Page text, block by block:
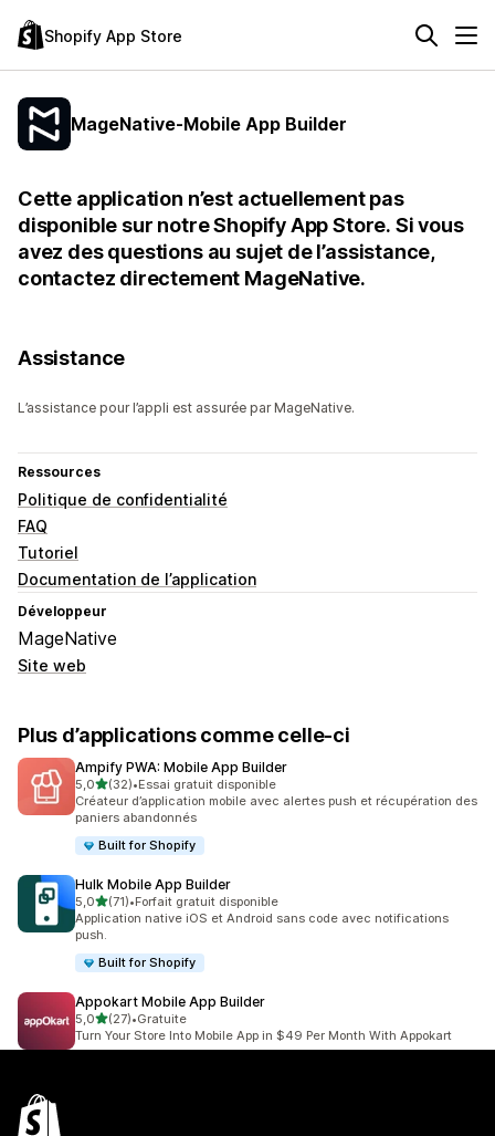
Shopify App Store
MageNative‑Mobile App Builder
Cette application n’est actuellement pas
disponible sur notre Shopify App Store. Si vous
avez des questions au sujet de l’assistance,
contactez directement MageNative.
Assistance
L’assistance pour l’appli est assurée par MageNative.
Ressources
Politique de confidentialité
FAQ
Tutoriel
Documentation de l’application
Développeur
MageNative
Site web
Plus d’applications comme celle-ci
Ampify PWA: Mobile App Builder
5,0étoile(s) sur 5
(32)
32 avis au total
•Essai gratuit disponible
Créateur d’application mobile avec alertes push et récupération des
paniers abandonnés
Built for Shopify
Hulk Mobile App Builder
5,0étoile(s) sur 5
(71)
71 avis au total
•Forfait gratuit disponible
Application native iOS et Android sans code avec notifications
push.
Built for Shopify
Appokart Mobile App Builder
5,0étoile(s) sur 5
(27)
27 avis au total
•Gratuite
Turn Your Store Into Mobile App in $49 Per Month With Appokart